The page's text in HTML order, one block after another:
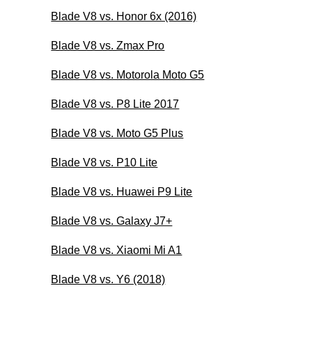
Blade V8 vs. Honor 6x (2016)
Blade V8 vs. Zmax Pro
Blade V8 vs. Motorola Moto G5
Blade V8 vs. P8 Lite 2017
Blade V8 vs. Moto G5 Plus
Blade V8 vs. P10 Lite
Blade V8 vs. Huawei P9 Lite
Blade V8 vs. Galaxy J7+
Blade V8 vs. Xiaomi Mi A1
Blade V8 vs. Y6 (2018)